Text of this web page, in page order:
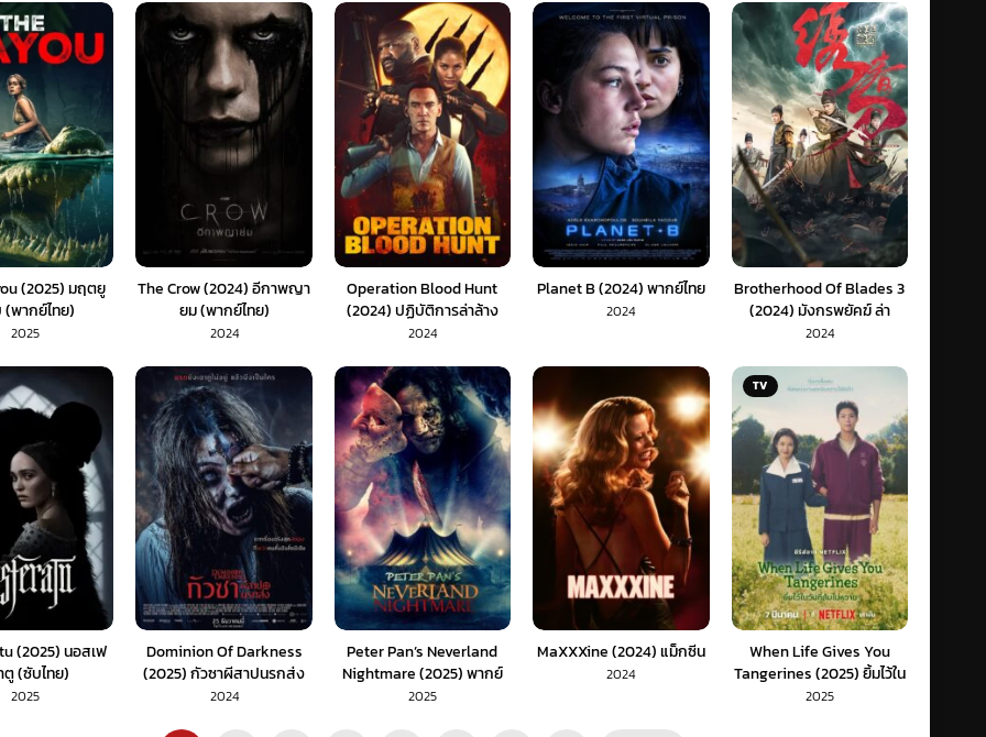
(2025) มฤตยู
(พากย์ไทย)
2025
The Crow (2024) อีกาพญา
ยม (พากย์ไทย)
2024
Operation Blood Hunt
(2024) ปฏิบัติการล่าล้าง
เลือด (พากย์ไทย)
2024
Planet B (2024) พากย์ไทย
2024
Brotherhood Of Blades 3
(2024) มังกรพยัคฆ์ ล่า
สะท้านยุทธภพ 3 (พากย์ไทย)
2024
(2025) นอสเฟ
ตู (ซับไทย)
2025
Dominion Of Darkness
(2025) กัวซาผีสาปนรกส่ง
(พากย์ไทย)
2024
Peter Pan’s Neverland
Nightmare (2025) พากย์
ไทย 1X
2025
MaXXXine (2024) แม็กซีน
2024
TV
When Life Gives You
Tangerines (2025) ยิ้มไว้ใน
วันที่ส้มไม่หวาน (พากย์ไทย)
2025